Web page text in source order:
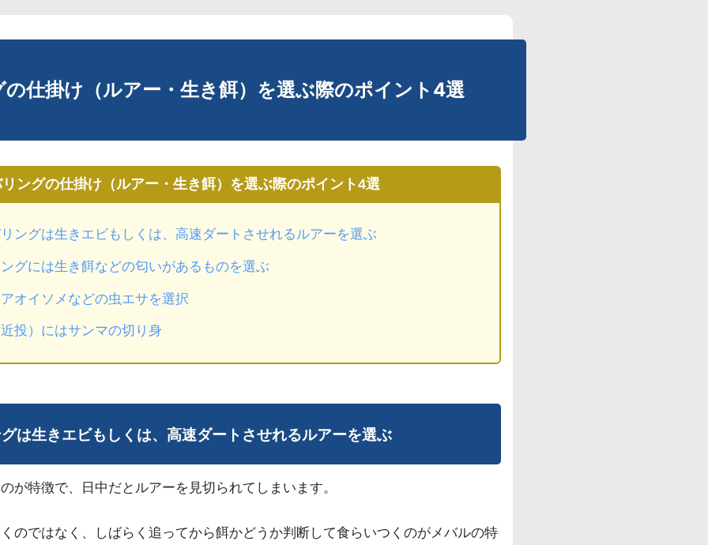
仕掛け（ルアー・生き餌）を選ぶ際のポイント4選
ングの仕掛け（ルアー・生き餌）を選ぶ際のポイント4選
ングは生きエビもしくは、高速ダートさせれるルアーを選ぶ
グには生き餌などの匂いがあるものを選ぶ
オイソメなどの虫エサを選択
投）にはサンマの切り身
は生きエビもしくは、高速ダートさせれるルアーを選ぶ
が特徴で、日中だとルアーを見切られてしまいます。
のではなく、しばらく追ってから餌かどうか判断して食らいつくのがメバルの特